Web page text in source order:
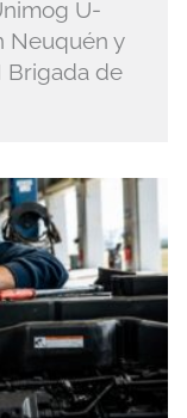
U-
Neuquén y
Brigada de